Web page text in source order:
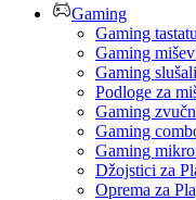
Gaming
Gaming
Gaming
Gaming
Podloge za
Gaming
Gaming
Gaming
Džojstici za
Oprema za